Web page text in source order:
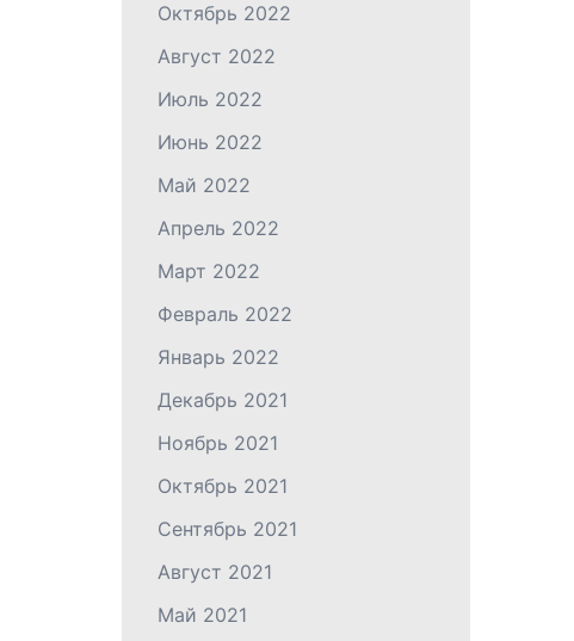
Октябрь 2022
Август 2022
Июль 2022
Июнь 2022
Май 2022
Апрель 2022
Март 2022
Февраль 2022
Январь 2022
Декабрь 2021
Ноябрь 2021
Октябрь 2021
Сентябрь 2021
Август 2021
Май 2021